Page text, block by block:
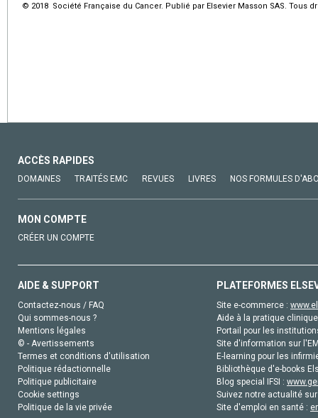
© 2018 Société Française du Cancer. Publié par Elsevier Masson SAS. Tous
ACCÈS RAPIDES
DOMAINES TRAITÉS EMC REVUES LIVRES NOS FORMULES
MON COMPTE
CRÉER UN COMPTE
AIDE & SUPPORT
Contactez-nous / FAQ
Qui sommes-nous ?
Mentions légales
© - Avertissements
Termes et conditions d'utilisation
Politique rédactionnelle
Politique publicitaire
Cookie settings
Politique de la vie privée
PLATEFORMES
Site e-commerce :
Aide à la pratique
Portail pour les
Site d'information sur
E-learning pour les
Bibliothèque d'e-books
Blog special IFSI :
Suivez notre actualité
Site d'emploi en santé :